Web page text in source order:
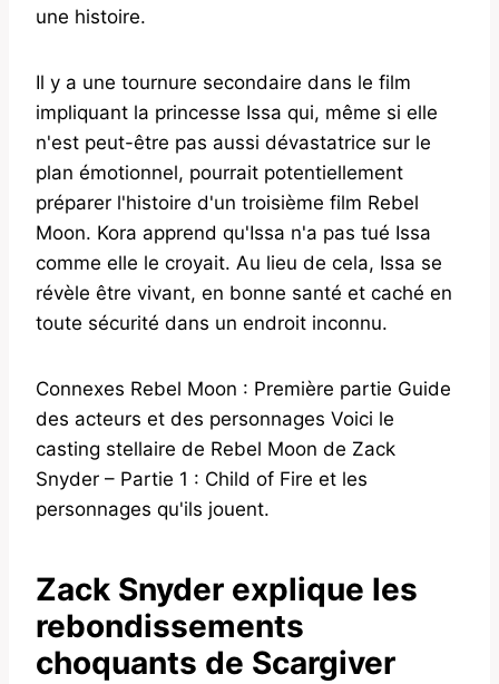
une histoire.
Il y a une tournure secondaire dans le film
impliquant la princesse Issa qui, même si elle
n'est peut-être pas aussi dévastatrice sur le
plan émotionnel, pourrait potentiellement
préparer l'histoire d'un troisième film Rebel
Moon. Kora apprend qu'Issa n'a pas tué Issa
comme elle le croyait. Au lieu de cela, Issa se
révèle être vivant, en bonne santé et caché en
toute sécurité dans un endroit inconnu.
Connexes Rebel Moon : Première partie Guide
des acteurs et des personnages Voici le
casting stellaire de Rebel Moon de Zack
Snyder – Partie 1 : Child of Fire et les
personnages qu'ils jouent.
Zack Snyder explique les
rebondissements
choquants de Scargiver